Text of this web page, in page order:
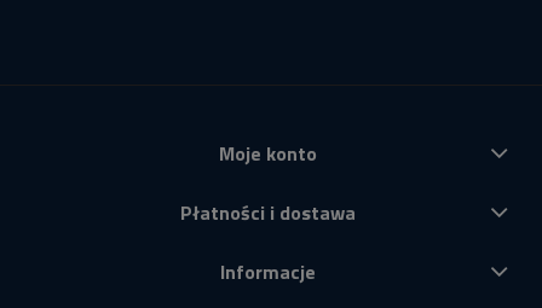
Moje konto
Płatności i dostawa
Informacje